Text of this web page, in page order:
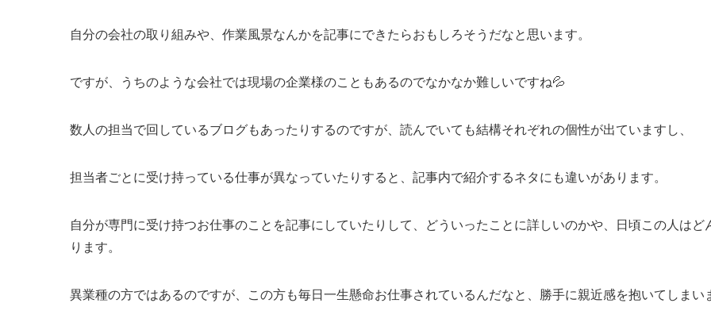
自分の会社の取り組みや、作業風景なんかを記事にできたらおもしろそうだなと思います。
ですが、うちのような会社では現場の企業様のこともあるのでなかなか難しいですね💦
数人の担当で回しているブログもあったりするのですが、読んでいても結構それぞれの個性が出ていますし、
担当者ごとに受け持っている仕事が異なっていたりすると、記事内で紹介するネタにも違いがあります。
自分が専門に受け持つお仕事のことを記事にしていたりして、どういったことに詳しいのかや、日頃この人は
ります。
異業種の方ではあるのですが、この方も毎日一生懸命お仕事されているんだなと、勝手に親近感を抱いてしまい